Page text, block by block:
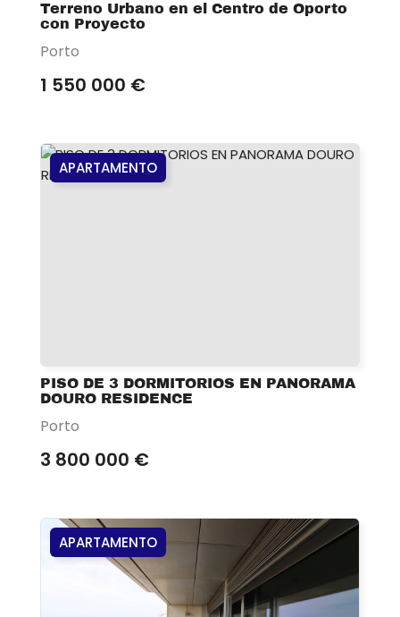
Terreno Urbano en el Centro de Oporto
con Proyecto
Porto
1 550 000 €
APARTAMENTO
PISO DE 3 DORMITORIOS EN PANORAMA
DOURO RESIDENCE
Porto
3 800 000 €
APARTAMENTO